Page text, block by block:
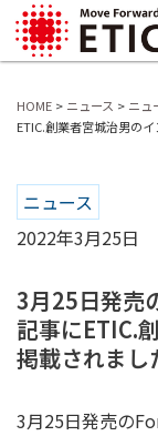
HOME > ニュース > ニュ
ETIC.創業者宮城治男の
ニュース
2022年3月25日
3月25日発売
記事にETIC.
掲載されまし
3月25日発売の